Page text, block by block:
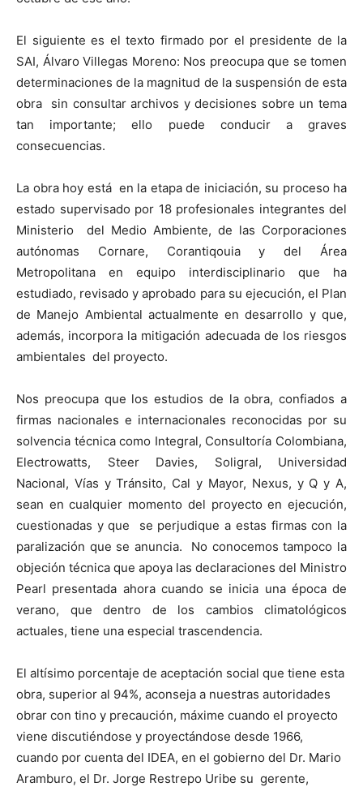
El siguiente es el texto firmado por el presidente de la
SAI, Álvaro Villegas Moreno: Nos preocupa que se tomen
determinaciones de la magnitud de la suspensión de esta
obra sin consultar archivos y decisiones sobre un tema
tan importante; ello puede conducir a graves
consecuencias.
La obra hoy está en la etapa de iniciación, su proceso ha
estado supervisado por 18 profesionales integrantes del
Ministerio del Medio Ambiente, de las Corporaciones
autónomas Cornare, Corantiqouia y del Área
Metropolitana en equipo interdisciplinario que ha
estudiado, revisado y aprobado para su ejecución, el Plan
de Manejo Ambiental actualmente en desarrollo y que,
además, incorpora la mitigación adecuada de los riesgos
ambientales del proyecto.
Nos preocupa que los estudios de la obra, confiados a
firmas nacionales e internacionales reconocidas por su
solvencia técnica como Integral, Consultoría Colombiana,
Electrowatts, Steer Davies, Soligral, Universidad
Nacional, Vías y Tránsito, Cal y Mayor, Nexus, y Q y A,
sean en cualquier momento del proyecto en ejecución,
cuestionadas y que se perjudique a estas firmas con la
paralización que se anuncia. No conocemos tampoco la
objeción técnica que apoya las declaraciones del Ministro
Pearl presentada ahora cuando se inicia una época de
verano, que dentro de los cambios climatológicos
actuales, tiene una especial trascendencia.
El altísimo porcentaje de aceptación social que tiene esta
obra, superior al 94%, aconseja a nuestras autoridades
obrar con tino y precaución, máxime cuando el proyecto
viene discutiéndose y proyectándose desde 1966,
cuando por cuenta del IDEA, en el gobierno del Dr. Mario
Aramburo, el Dr. Jorge Restrepo Uribe su gerente,